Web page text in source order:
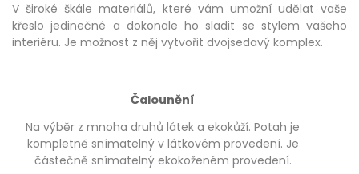
V široké škále materiálů, které vám umožní udělat vaše
křeslo jedinečné a dokonale ho sladit se stylem vašeho
interiéru. Je možnost z něj vytvořit dvojsedavý komplex.
Čalounění
Na výběr z mnoha druhů látek a ekokůží. Potah je
kompletně snímatelný v látkovém provedení. Je
částečně snímatelný ekokoženém provedení.